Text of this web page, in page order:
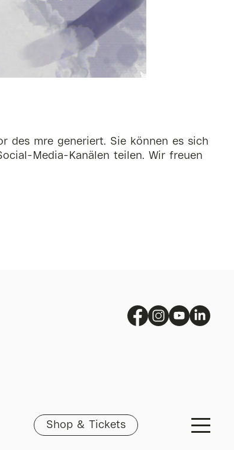
Shop & Tickets
des mre generiert. Sie können es sich
Media-Kanälen teilen. Wir freuen